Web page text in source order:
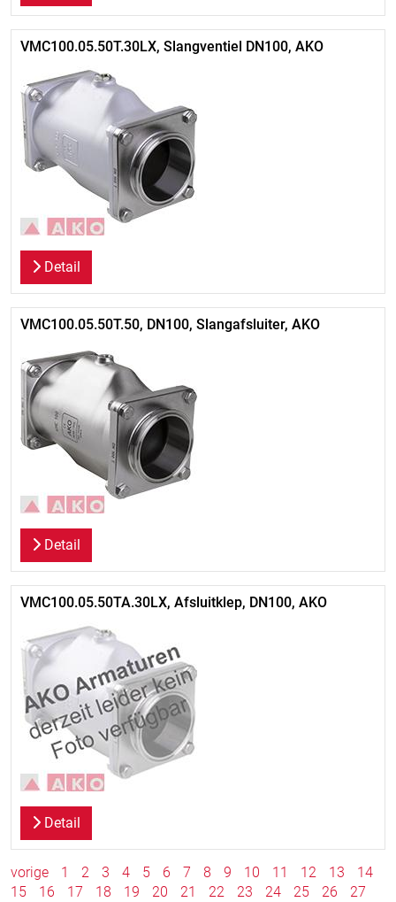
VMC100.05.50T.30LX, Slangventiel DN100, AKO
Detail
VMC100.05.50T.50, DN100, Slangafsluiter, AKO
Detail
VMC100.05.50TA.30LX, Afsluitklep, DN100, AKO
Detail
vorige 1 2 3 4 5 6 7 8 9 10 11 12 13
14
15
16 17 18 19 20 21 22 23 24 25 26
27